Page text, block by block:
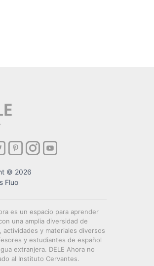
© 2026
Fluo
es un espacio para aprender
una amplia diversidad de
actividades y materiales diversos
y estudiantes de español
extranjera. DELE Ahora no
al Instituto Cervantes.